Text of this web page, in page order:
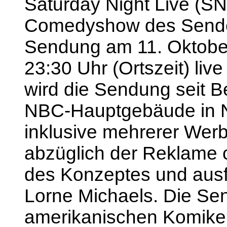
Saturday Night Live
Comedyshow des
Sendung am 11.
23:30 Uhr (Ortszeit)
wird die Sendung seit
NBC-Hauptgebäude in
inklusive mehrerer
abzüglich der Reklame
des Konzeptes und
Lorne Michaels. Die
amerikanischen